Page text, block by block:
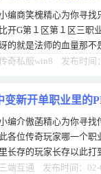
编商笑槐精心为你寻
开G第１区第１区三职
的就是法师的血量那
对比：道士有381点，
奇私服win8 发布时间
变新开单职业里的
编介傲菡精心为你寻找
各位传奇玩家哪一个
长存的玩家长存以此
传奇，那么就要对游戏
端互通 发布时间：02-